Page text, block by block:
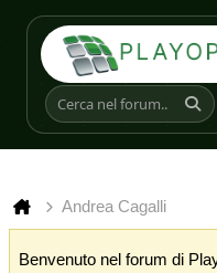
Andrea Cagalli
Benvenuto nel forum di